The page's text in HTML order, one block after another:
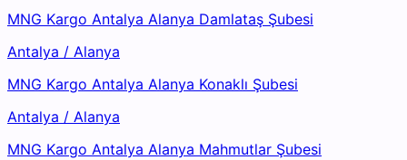
MNG Kargo Antalya Alanya Damlataş Şubesi
Antalya / Alanya
MNG Kargo Antalya Alanya Konaklı Şubesi
Antalya / Alanya
MNG Kargo Antalya Alanya Mahmutlar Şubesi